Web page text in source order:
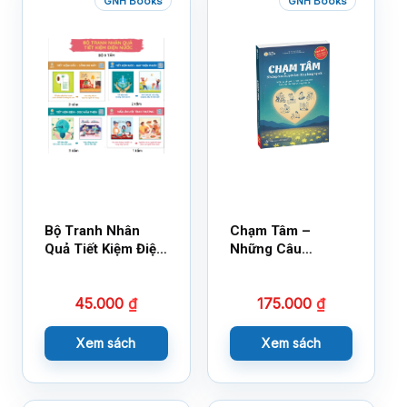
Bộ Tranh Nhân
Quả Tiết Kiệm Điện
45.000₫
Xem sách
Chạm Tâm –
Những Câu
175.000 ₫
Xem sách